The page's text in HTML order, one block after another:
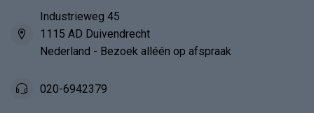
Industrieweg 45
1115 AD Duivendrecht
Nederland - Bezoek alléén op afspraak
020-6942379